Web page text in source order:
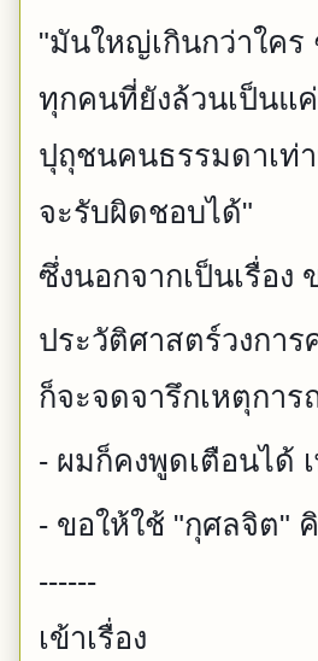
"มันใหญ่เกินกว่าใคร
ทุกคนที่ยังล้วนเป็นแค่
ปุถุชนคนธรรมดาเท่
จะรับผิดชอบได้"
ซึ่งนอกจากเป็นเรื่อง
ประวัติศาสตร์วงการ
ก็จะจดจารึกเหตุกา
- ผมก็คงพูดเตือนได้
- ขอให้ใช้ "กุศลจิต"
------
เข้าเรื่อง